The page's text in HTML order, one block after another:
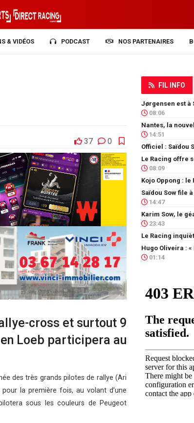
& VIDÉOS PODCAST NOS PARTENAIRES
37 0
cross et surtout 9
Loeb participera au
des très grands pilotes de rallye (Ari
la première fois, au volant d’une
sous les couleurs de Peugeot
FIL INFO
08:06
14:51
Officiel : Saïdou
08:09
Kojo Oppong :
14:47
23:43
Le Racing
01:14